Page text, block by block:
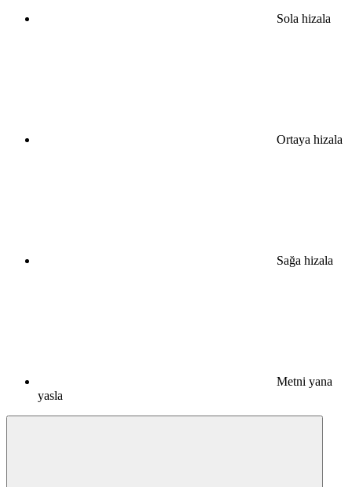
Sola hizala
Ortaya hizala
Sağa hizala
Metni yana
yasla